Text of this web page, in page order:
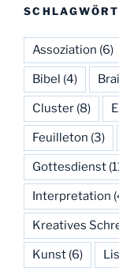
Assoziation (6)
Bibel (4)
Cluster (8)
Feuilleton (3)
Gottesdienst
Interpretation
Kreatives
Kunst (6)